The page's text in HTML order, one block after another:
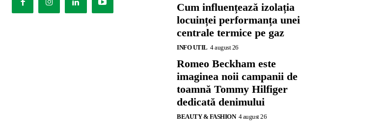
Cum influențează izolația
locuinței performanța unei
centrale termice pe gaz
INFO UTIL 4 august 26
Romeo Beckham este
imaginea noii campanii de
toamnă Tommy Hilfiger
dedicată denimului
BEAUTY & FASHION 4 august 26